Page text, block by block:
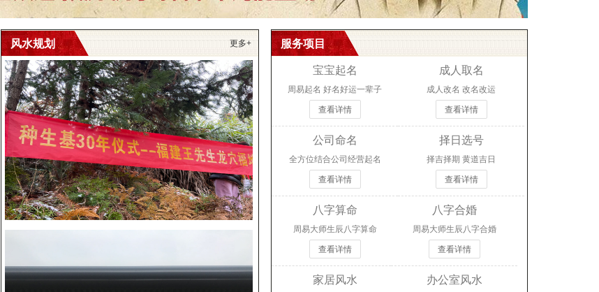
风水规划 更多+
服务项目
宝宝起名
周易起名 好名好运一辈子
查看详情
成人取名
成人改名 改名改运
查看详情
公司命名
全方位结合公司经营起名
查看详情
择日选号
择吉择期 黄道吉日
查看详情
八字算命
周易大师生辰八字算命
查看详情
八字合婚
周易大师生辰八字合婚
查看详情
家居风水 办公室风水